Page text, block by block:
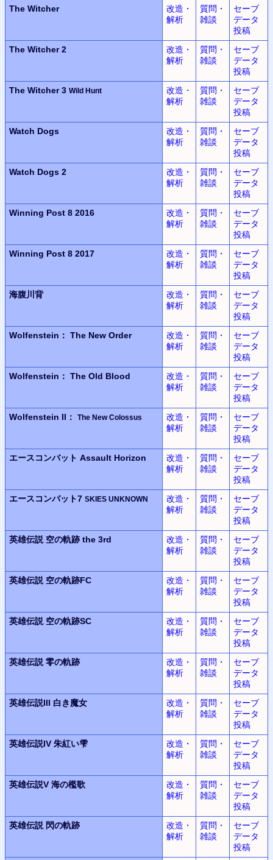
The Witcher
改造・
解析
質問・
雑談
セーブ
データ
投稿
The Witcher 2
改造・
解析
質問・
雑談
セーブ
データ
投稿
The Witcher 3 Wild Hunt
改造・
解析
質問・
雑談
セーブ
データ
投稿
Watch Dogs
改造・
解析
質問・
雑談
セーブ
データ
投稿
Watch Dogs 2
改造・
解析
質問・
雑談
セーブ
データ
投稿
Winning Post 8 2016
改造・
解析
質問・
雑談
セーブ
データ
投稿
Winning Post 8 2017
改造・
解析
質問・
雑談
セーブ
データ
投稿
海腹川背
改造・
解析
質問・
雑談
セーブ
データ
投稿
Wolfenstein： The New Order
改造・
解析
質問・
雑談
セーブ
データ
投稿
Wolfenstein： The Old Blood
改造・
解析
質問・
雑談
セーブ
データ
投稿
Wolfenstein II：
The New Colossus
改造・
解析
質問・
雑談
セーブ
データ
投稿
エースコンバット Assault Horizon
改造・
解析
質問・
雑談
セーブ
データ
投稿
エースコンバット7 SKIES UNKNOWN
改造・
解析
質問・
雑談
セーブ
データ
投稿
英雄伝説 空の軌跡 the 3rd
改造・
解析
質問・
雑談
セーブ
データ
投稿
英雄伝説 空の軌跡FC
改造・
解析
質問・
雑談
セーブ
データ
投稿
英雄伝説 空の軌跡SC
改造・
解析
質問・
雑談
セーブ
データ
投稿
英雄伝説 零の軌跡
改造・
解析
質問・
雑談
セーブ
データ
投稿
英雄伝説III 白き魔女
改造・
解析
質問・
雑談
セーブ
データ
投稿
英雄伝説IV 朱紅い雫
改造・
解析
質問・
雑談
セーブ
データ
投稿
英雄伝説V 海の檻歌
改造・
解析
質問・
雑談
セーブ
データ
投稿
英雄伝説 閃の軌跡
改造・
解析
質問・
雑談
セーブ
データ
投稿